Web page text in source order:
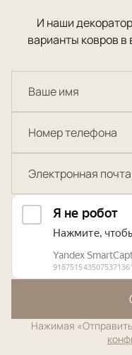
И наши
варианты ковров
Нажимая